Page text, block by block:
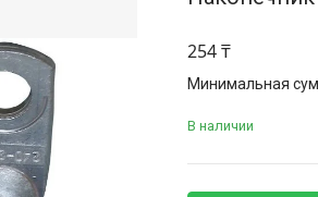
254 ₸
Минимальная
В наличии